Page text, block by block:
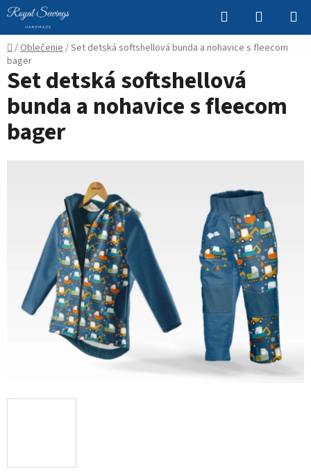
Prejsť
na
obsah
Hľadať
KOŠÍK
Domov
/Oblečenie/Set detská softshellová bunda a nohavice s fleecom
bager
Set detská softshellová
bunda a nohavice s fleecom
bager